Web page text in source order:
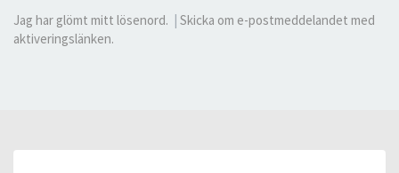
Jag har glömt mitt lösenord. | Skicka om e-postmeddelandet med
aktiveringslänken.